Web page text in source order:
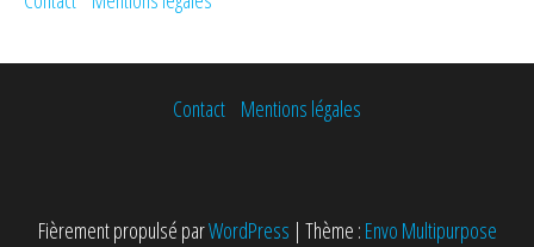
Contact Mentions légales
Fièrement propulsé parWordPress | Thème : Envo Multipurpose